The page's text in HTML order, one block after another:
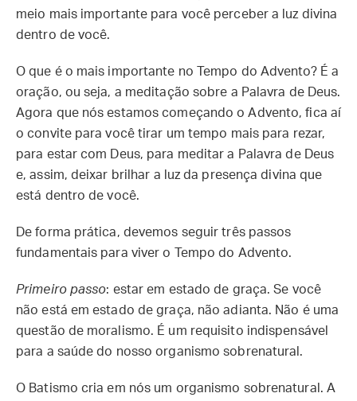
meio mais importante para você perceber a luz divina
dentro de você.
O que é o mais importante no Tempo do Advento? É a
oração, ou seja, a meditação sobre a Palavra de Deus.
Agora que nós estamos começando o Advento, fica aí
o convite para você tirar um tempo mais para rezar,
para estar com Deus, para meditar a Palavra de Deus
e, assim, deixar brilhar a luz da presença divina que
está dentro de você.
De forma prática, devemos seguir três passos
fundamentais para viver o Tempo do Advento.
Primeiro passo: estar em estado de graça. Se você
não está em estado de graça, não adianta. Não é uma
questão de moralismo. É um requisito indispensável
para a saúde do nosso organismo sobrenatural.
O Batismo cria em nós um organismo sobrenatural. A